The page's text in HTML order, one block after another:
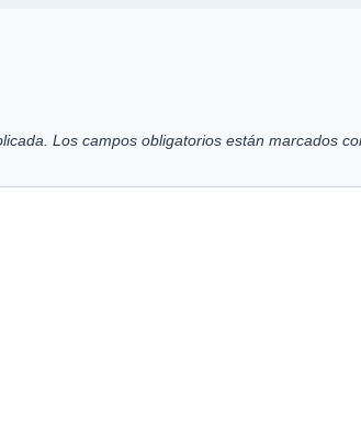
Los campos obligatorios están marcados